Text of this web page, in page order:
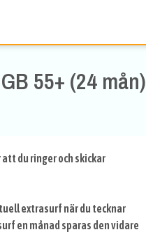
55+ (24 mån)
du ringer och skickar
extrasurf när du tecknar
en månad sparas den vidare